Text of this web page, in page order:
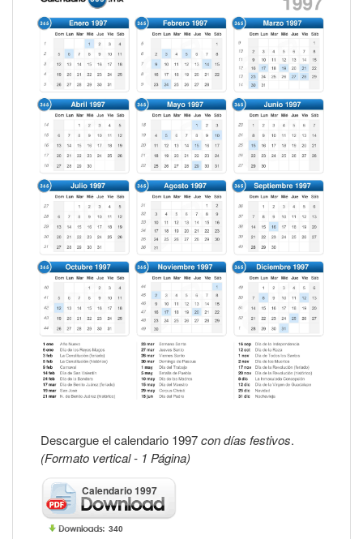
Descargue el calendario 1997con días festivos.
(Formato vertical - 1 Página)
Calendario 1997
340